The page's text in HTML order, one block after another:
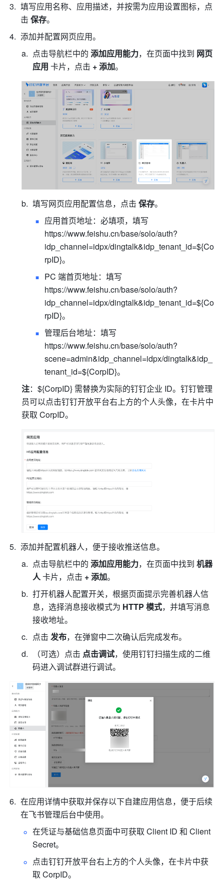
填写应用名称、应用描述，并按需为应用设置图标，点
击 保存。
添加并配置网页应用。
点击导航栏中的 添加应用能力，在页面中找到 网页
应用 卡片，点击 + 添加。
填写网页应用配置信息，点击 保存。
https://www.feishu.cn/base/solo/auth?
idp_channel=idpx/dingtalk&idp_tenant_id=${Co
rpID}。
https://www.feishu.cn/base/solo/auth?
idp_channel=idpx/dingtalk&idp_tenant_id=${Co
rpID}。
https://www.feishu.cn/base/solo/auth?
scene=admin&idp_channel=idpx/dingtalk&idp_
tenant_id=${CorpID}。
注：${CorpID} 需替换为实际的钉钉企业 ID。钉钉管理
员可以点击钉钉开放平台右上方的个人头像，在卡片中
获取 CorpID。
添加并配置机器人，便于接收推送信息。
点击导航栏中的 添加应用能力，在页面中找到 机器
人 卡片，点击 + 添加。
打开机器人配置开关，根据页面提示完善机器人信
息，选择消息接收模式为 HTTP 模式，并填写消息
接收地址。
点击 发布，在弹窗中二次确认后完成发布。
（可选）点击 点击调试，使用钉钉扫描生成的二维
码进入调试群进行调试。
在应用详情中获取并保存以下自建应用信息，便于后续
在飞书管理后台中使用。
在凭证与基础信息页面中可获取 Client ID 和 Client
Secret。
点击钉钉开放平台右上方的个人头像，在卡片中获
取 CorpID。